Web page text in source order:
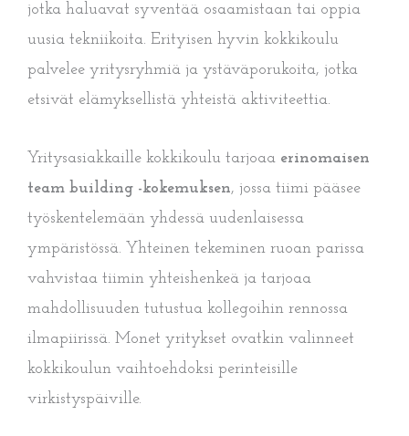
jotka haluavat syventää osaamistaan tai oppia
uusia tekniikoita. Erityisen hyvin kokkikoulu
palvelee yritysryhmiä ja ystäväporukoita, jotka
etsivät elämyksellistä yhteistä aktiviteettia.
Yritysasiakkaille kokkikoulu tarjoaa erinomaisen
team building -kokemuksen, jossa tiimi pääsee
työskentelemään yhdessä uudenlaisessa
ympäristössä. Yhteinen tekeminen ruoan parissa
vahvistaa tiimin yhteishenkeä ja tarjoaa
mahdollisuuden tutustua kollegoihin rennossa
ilmapiirissä. Monet yritykset ovatkin valinneet
kokkikoulun vaihtoehdoksi perinteisille
virkistyspäiville.